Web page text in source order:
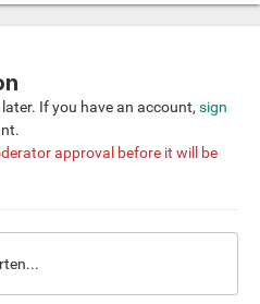
If you have an account, sign
approval before it will be